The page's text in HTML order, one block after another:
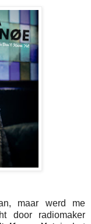
maar werd me
door radiomaker